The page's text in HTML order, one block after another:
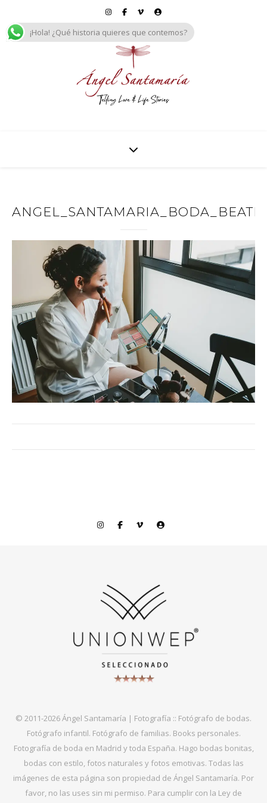
© 2011-2026 Ángel Santamaría | Fotografía :: Fotógrafo de bodas.
Fotógrafo infantil. Fotógrafo de familias. Books personales.
Fotografía de boda en Madrid y toda España. Hago bodas bonitas,
bodas con estilo, fotos naturales y fotos emotivas. Todas las
imágenes de esta página son propiedad de Ángel Santamaría. Por
favor, no las uses sin mi permiso. Para cumplir con la Ley de
¡Hola! ¿Qué historia quieres que contemos?